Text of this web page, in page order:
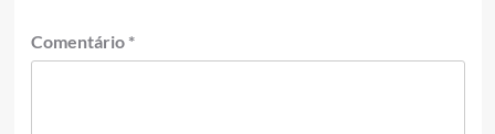
Comentário *